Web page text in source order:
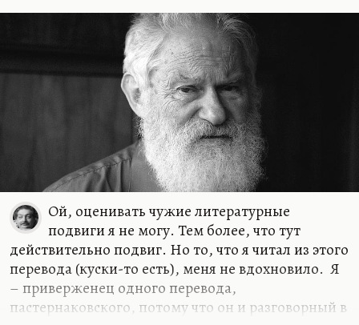
Ой, оценивать чужие литературные
подвиги я не могу. Тем более, что тут
действительно подвиг. Но то, что я читал из этого
перевода (куски-то есть), меня не вдохновило. Я
– приверженец одного перевода,
пастернаковского, потому что он и разговорный в